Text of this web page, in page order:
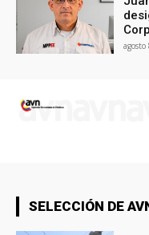
SELECCIÓN DE